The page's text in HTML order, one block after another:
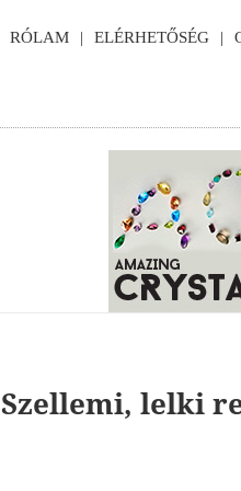
RÓLAM ELÉRHETŐSÉG
Szellemi, lelki